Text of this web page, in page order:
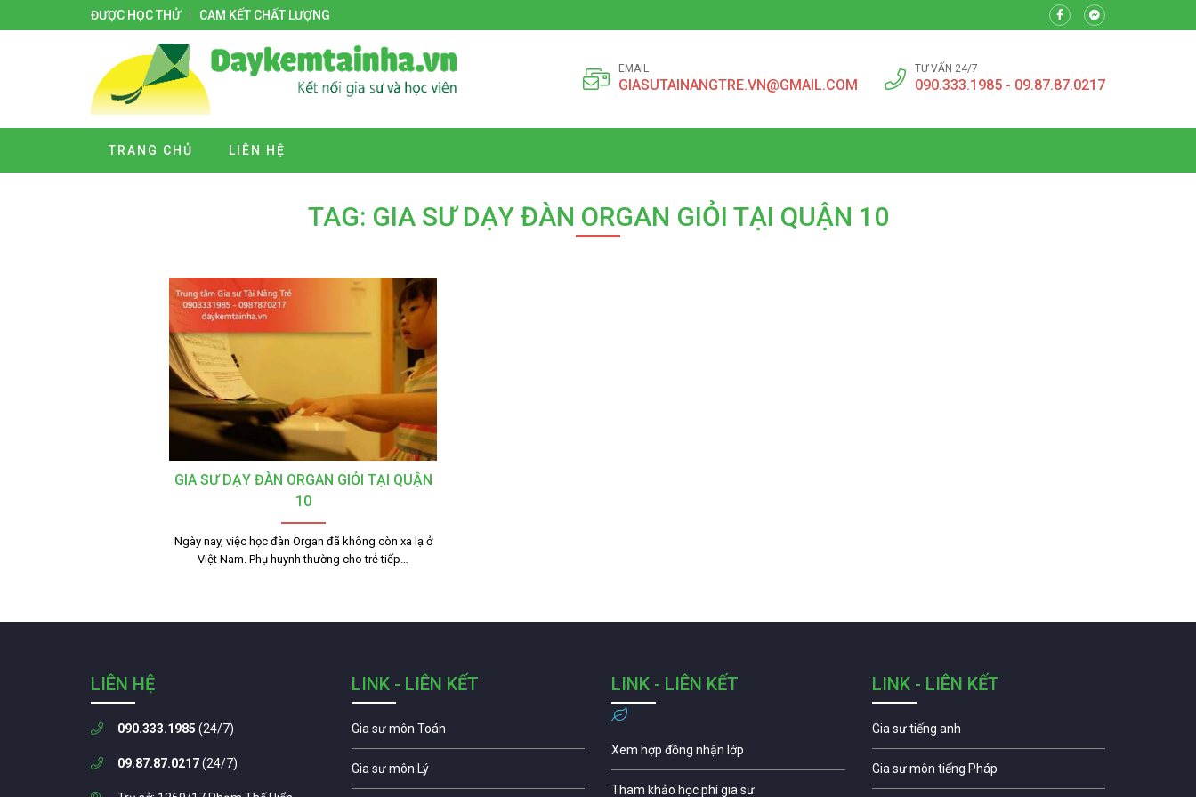
ĐƯỢC HỌC THỬ CAM KẾT CHẤT LƯỢNG
EMAIL
GIASUTAINANGTRE.VN@GMAIL.COM
TƯ VẤN 24/7
090.333.1985 - 09.87.87.0217
TRANG CHỦ LIÊN HỆ
TAG: GIA SƯ DẠY ĐÀN ORGAN GIỎI TẠI QUẬN 10
GIA SƯ DẠY ĐÀN ORGAN GIỎI TẠI QUẬN
10
Ngày nay, việc học đàn Organ đã không còn xa lạ ở
Việt Nam. Phụ huynh thường cho trẻ tiếp…
LIÊN HỆ
090.333.1985 (24/7)
09.87.87.0217(24/7)
LINK - LIÊN KẾT
Gia sư môn Toán
Gia sư môn Lý
LINK - LIÊN KẾT
Xem hợp đồng nhận lớp
Tham khảo học phí gia sư
LINK - LIÊN KẾT
Gia sư tiếng anh
Gia sư môn tiếng Pháp